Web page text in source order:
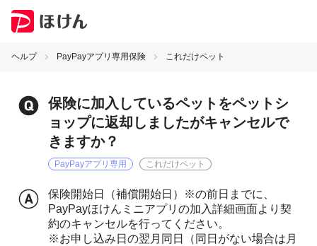
ヘルプ PayPayアプリ専用保険 これだけペット
保険に加入しているペットをペットシ
ョップに返却しましたがキャンセルで
きますか？
PayPayアプリ専用 これだけペット
保険開始日（補償開始日）※の前日までに、
PayPayほけんミニアプリの加入詳細画面より契
約のキャンセルを行ってください。
※お申し込み日の翌月同日（同日がない場合は月